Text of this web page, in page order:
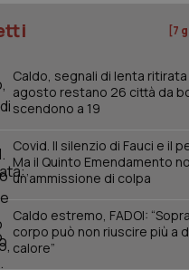
[7
Caldo, segnali di lenta
agosto restano 26 città da
scendono a 19
Covid. Il silenzio di Fauci e il
Ma il Quinto Emendamento
un’ammissione di colpa
Caldo estremo, FADOI:
corpo può non riuscire più a
calore”
_ga